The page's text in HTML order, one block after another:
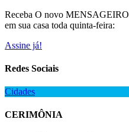
Receba O novo MENSAGEIRO
em sua casa toda quinta-feira:
Assine já!
Redes Sociais
Cidades
CERIMÔNIA